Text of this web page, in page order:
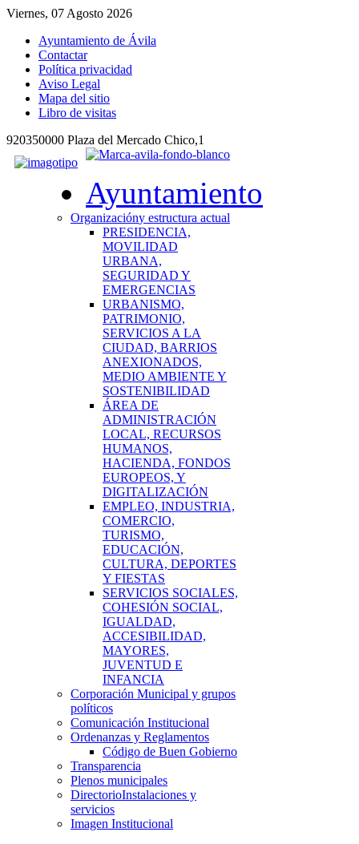
Viernes, 07 Agosto 2026
Ayuntamiento de Ávila
Contactar
Política privacidad
Aviso Legal
Mapa del sitio
Libro de visitas
920350000 Plaza del Mercado Chico,1
Ayuntamiento
Organizacióny estructura actual
PRESIDENCIA,
MOVILIDAD
URBANA,
SEGURIDAD Y
EMERGENCIAS
URBANISMO,
PATRIMONIO,
SERVICIOS A LA
CIUDAD, BARRIOS
ANEXIONADOS,
MEDIO AMBIENTE Y
SOSTENIBILIDAD
ÁREA DE
ADMINISTRACIÓN
LOCAL, RECURSOS
HUMANOS,
HACIENDA, FONDOS
EUROPEOS, Y
DIGITALIZACIÓN
EMPLEO, INDUSTRIA,
COMERCIO,
TURISMO,
EDUCACIÓN,
CULTURA, DEPORTES
Y FIESTAS
SERVICIOS SOCIALES,
COHESIÓN SOCIAL,
IGUALDAD,
ACCESIBILIDAD,
MAYORES,
JUVENTUD E
INFANCIA
Corporación Municipal y grupos
políticos
Comunicación Institucional
Ordenanzas y Reglamentos
Código de Buen Gobierno
Transparencia
Plenos municipales
DirectorioInstalaciones y
servicios
Imagen Institucional